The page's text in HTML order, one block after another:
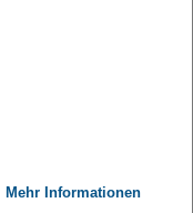
Mehr Informationen